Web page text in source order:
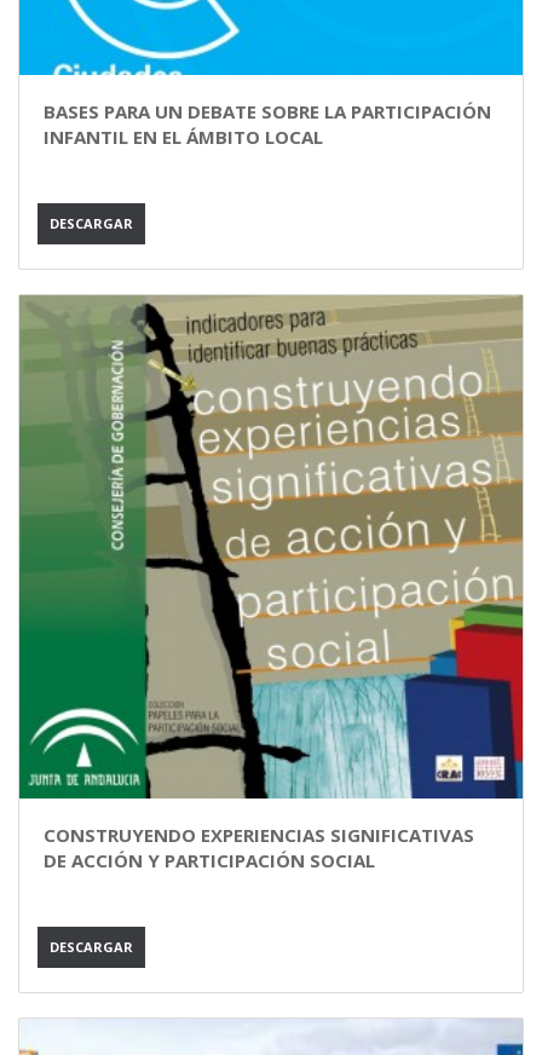
BASES PARA UN DEBATE SOBRE LA PARTICIPACIÓN
INFANTIL EN EL ÁMBITO LOCAL
DESCARGAR
CONSTRUYENDO EXPERIENCIAS SIGNIFICATIVAS
DE ACCIÓN Y PARTICIPACIÓN SOCIAL
DESCARGAR